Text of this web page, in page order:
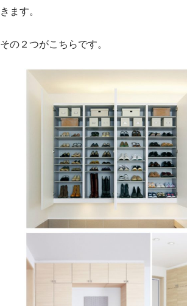
きます。
その２つがこちらです。